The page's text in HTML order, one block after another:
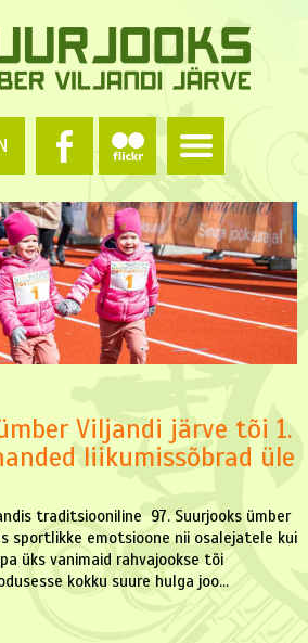
Viljandi järve tõi 1.
liikumissõbrad üle
traditsiooniline 97. Suurjooks ümber
sportlikke emotsioone nii osalejatele kui
üks vanimaid rahvajookse tõi
kokku suure hulga joo...